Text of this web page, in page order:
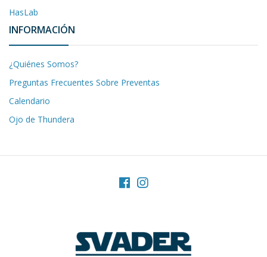
HasLab
INFORMACIÓN
¿Quiénes Somos?
Preguntas Frecuentes Sobre Preventas
Calendario
Ojo de Thundera